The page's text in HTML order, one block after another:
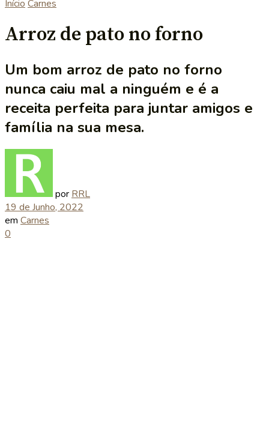
Início Carnes
Arroz de pato no forno
Um bom arroz de pato no forno
nunca caiu mal a ninguém e é a
receita perfeita para juntar amigos e
família na sua mesa.
por RRL
19 de Junho, 2022
em Carnes
0